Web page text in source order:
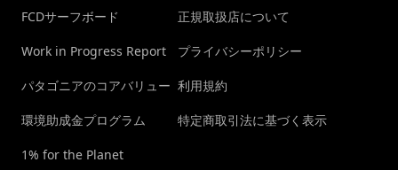
FCDサーフボード
Work in Progress Report
パタゴニアのコアバリュー
環境助成金プログラム
1% for the Planet
正規取扱店について
プライバシーポリシー
利用規約
特定商取引法に基づく表示